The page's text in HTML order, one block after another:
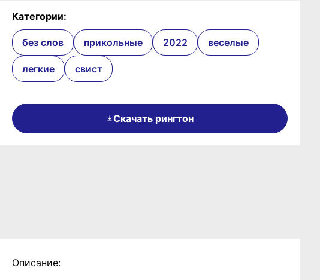
Категории:
без слов прикольные 2022 веселые
легкие свист
Скачать рингтон
Описание: